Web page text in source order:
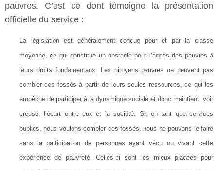
pauvres. C’est ce dont témoigne la présentation
officielle du service :
La législation est généralement conçue pour et par la classe
moyenne, ce qui constitue un obstacle pour l’accès des pauvres à
leurs droits fondamentaux. Les citoyens pauvres ne peuvent pas
combler ces fossés à partir de leurs seules ressources, ce qui les
empêche de participer à la dynamique sociale et donc maintient, voir
creuse, l’écart entre eux et la société. Si, en tant que services
publics, nous voulons combler ces fossés, nous ne pouvons le faire
sans la participation de personnes ayant vécu ou vivant cette
expérience de pauvreté. Celles-ci sont les mieux placées pour